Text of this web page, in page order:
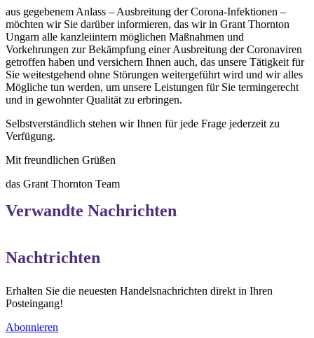
aus gegebenem Anlass – Ausbreitung der Corona-Infektionen –
möchten wir Sie darüber informieren, das wir in Grant Thornton
Ungarn alle kanzleiintern möglichen Maßnahmen und
Vorkehrungen zur Bekämpfung einer Ausbreitung der Coronaviren
getroffen haben und versichern Ihnen auch, das unsere Tätigkeit für
Sie weitestgehend ohne Störungen weitergeführt wird und wir alles
Mögliche tun werden, um unsere Leistungen für Sie termingerecht
und in gewohnter Qualität zu erbringen.
Selbstverständlich stehen wir Ihnen für jede Frage jederzeit zu
Verfügung.
Mit freundlichen Grüßen
das Grant Thornton Team
Verwandte Nachrichten
Nachtrichten
Erhalten Sie die neuesten Handelsnachrichten direkt in Ihren
Posteingang!
Abonnieren